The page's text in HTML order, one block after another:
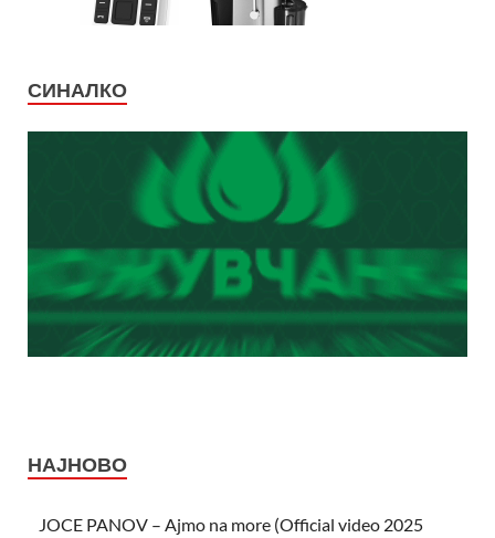
СИНАЛКО
НАЈНОВО
JOCE PANOV – Ajmo na more (Official video 2025